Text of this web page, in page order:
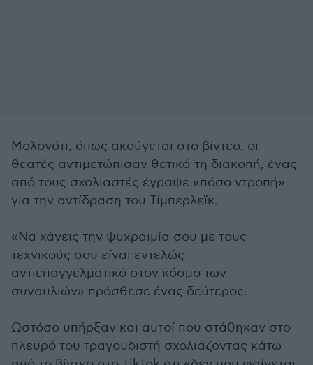
Μολονότι, όπως ακούγεται στο βίντεο, οι
θεατές αντιμετώπισαν θετικά τη διακοπή, ένας
από τους σχολιαστές έγραψε «πόσο ντροπή»
για την αντίδραση του Τίμπερλεϊκ.
«Να χάνεις την ψυχραιμία σου με τους
τεχνικούς σου είναι εντελώς
αντιεπαγγελματικό στον κόσμο των
συναυλιών» πρόσθεσε ένας δεύτερος.
Ωστόσο υπήρξαν και αυτοί που στάθηκαν στο
πλευρό του τραγουδιστή σχολιάζοντας κάτω